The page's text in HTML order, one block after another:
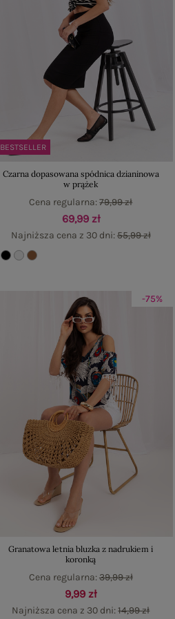
BESTSELLER
Czarna dopasowana spódnica dzianinowa
w prążek
69,99 zł
Najniższa cena z 30 dni:55,99 zł
Cena regularna:79,99 zł
-75%
Granatowa letnia bluzka z nadrukiem i
koronką
9,99 zł
Najniższa cena z 30 dni:14,99 zł
Cena regularna:39,99 zł